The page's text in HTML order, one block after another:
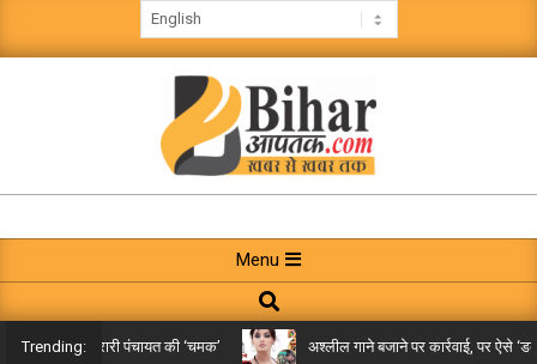
to
BIHAR
AAPTAK
Navigation
Menu
Menu
Search
Trending:
तक पहुंची गरारी पंचायत की ‘चमक’ अश्लील गाने बजाने पर कार्रवाई, पर ऐसे ‘डबल